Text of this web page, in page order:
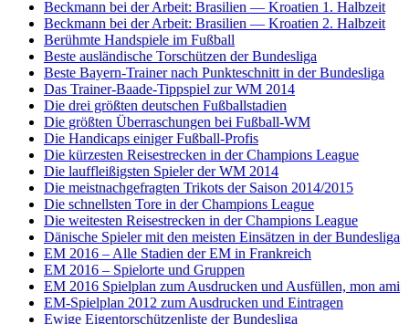
Beckmann bei der Arbeit: Brasilien — Kroatien 1. Halbzeit
Beckmann bei der Arbeit: Brasilien — Kroatien 2. Halbzeit
Berühmte Handspiele im Fußball
Beste ausländische Torschützen der Bundesliga
Beste Bayern-Trainer nach Punkteschnitt in der Bundesliga
Das Trainer-Baade-Tippspiel zur WM 2014
Die drei größten deutschen Fußballstadien
Die größten Überraschungen bei Fußball-WM
Die Handicaps einiger Fußball-Profis
Die kürzesten Reisestrecken in der Champions League
Die lauffleißigsten Spieler der WM 2014
Die meistnachgefragten Trikots der Saison 2014/2015
Die schnellsten Tore in der Champions League
Die weitesten Reisestrecken in der Champions League
Dänische Spieler mit den meisten Einsätzen in der Bundesliga
EM 2016 – Alle Stadien der EM in Frankreich
EM 2016 – Spielorte und Gruppen
EM 2016 Spielplan zum Ausdrucken und Ausfüllen, mon ami
EM-Spielplan 2012 zum Ausdrucken und Eintragen
Ewige Eigentorschützenliste der Bundesliga